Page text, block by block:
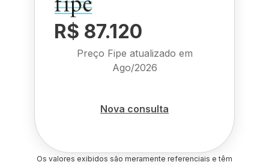
R$ 87.120
Preço Fipe atualizado em
Ago/2026
Nova consulta
Os valores exibidos são meramente referenciais e têm